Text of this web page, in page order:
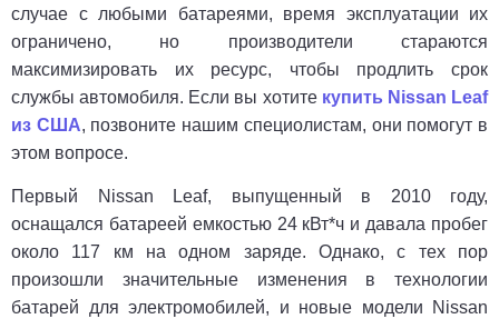
случае с любыми батареями, время эксплуатации их
ограничено, но производители стараются
максимизировать их ресурс, чтобы продлить срок
службы автомобиля. Если вы хотите купить Nissan Leaf
из США, позвоните нашим специолистам, они помогут в
этом вопросе.
Первый Nissan Leaf, выпущенный в 2010 году,
оснащался батареей емкостью 24 кВт*ч и давала пробег
около 117 км на одном заряде. Однако, с тех пор
произошли значительные изменения в технологии
батарей для электромобилей, и новые модели Nissan